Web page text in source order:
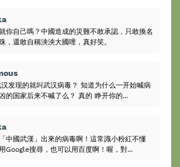
你自己嗎？中國造成的災難不敢承認，只敢換名
，還敢自稱泱泱大國哩，真好笑。
发现的就叫武汉病毒？ 知道为什么一开始喊病
的国家后来不喊了么？ 真的 睁开你的...
中國武漢」出來的病毒啊！這常識小粉紅不懂
Google搜尋，也可以用百度啊！喔，對...